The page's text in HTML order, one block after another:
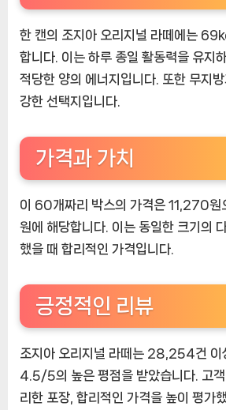
한 캔의 조지아 오리지널 라떼에는
합니다. 이는 하루 종일 활동력을 유지
적당한 양의 에너지입니다. 또한 무지
강한 선택지입니다.
가격과 가치
이 60개짜리 박스의 가격은 11,270원
원에 해당합니다. 이는 동일한 크기의
했을 때 합리적인 가격입니다.
긍정적인 리뷰
조지아 오리지널 라떼는 28,254건 이
4.5/5의 높은 평점을 받았습니다. 고객
리한 포장, 합리적인 가격을 높이 평가